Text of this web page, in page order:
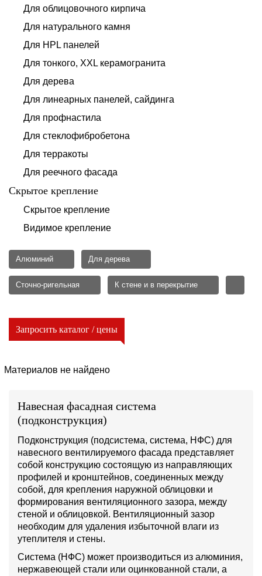
Для облицовочного кирпича
Для натурального камня
Для HPL панелей
Для тонкого, XXL керамогранита
Для дерева
Для линеарных панелей, сайдинга
Для профнастила
Для стеклофибробетона
Для терракоты
Для реечного фасада
Скрытое крепление
Скрытое крепление
Видимое крепление
Алюминий Для дерева
Сточно-ригельная К стене и в перекрытие
Запросить каталог / цены
Материалов не найдено
Навесная фасадная система
(подконструкция)
Подконструкция (подсистема, система, НФС) для
навесного вентилируемого фасада представляет
собой конструкцию состоящую из направляющих
профилей и кронштейнов, соединенных между
собой, для крепления наружной облицовки и
формирования вентиляционного зазора, между
стеной и облицовкой. Вентиляционный зазор
необходим для удаления избыточной влаги из
утеплителя и стены.
Система (НФС) может производиться из алюминия,
нержавеющей стали или оцинкованной стали, а